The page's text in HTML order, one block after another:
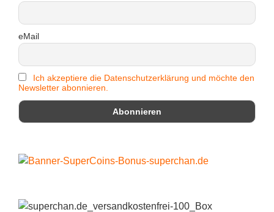
eMail
Ich akzeptiere die Datenschutzerklärung und möchte den
Newsletter abonnieren.